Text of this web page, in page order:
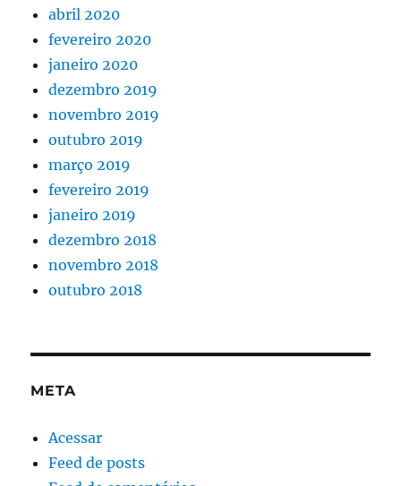
abril 2020
fevereiro 2020
janeiro 2020
dezembro 2019
novembro 2019
outubro 2019
março 2019
fevereiro 2019
janeiro 2019
dezembro 2018
novembro 2018
outubro 2018
META
Acessar
Feed de posts